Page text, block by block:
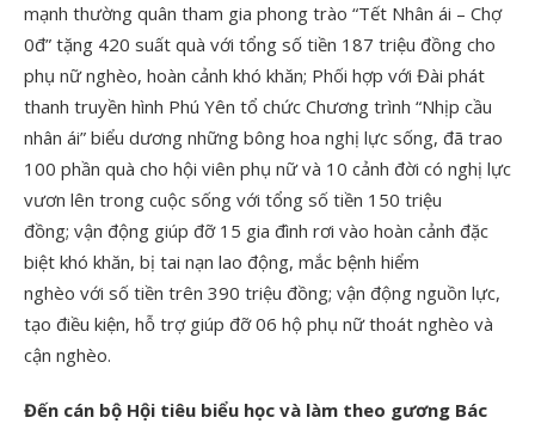
mạnh thường quân tham gia phong trào “Tết Nhân ái – Chợ
0đ” tặng 420 suất quà với tổng số tiền 187 triệu đồng cho
phụ nữ nghèo, hoàn cảnh khó khăn; Phối hợp với Đài phát
thanh truyền hình Phú Yên tổ chức Chương trình “Nhịp cầu
nhân ái” biểu dương những bông hoa nghị lực sống, đã trao
100 phần quà cho hội viên phụ nữ và 10 cảnh đời có nghị lực
vươn lên trong cuộc sống với tổng số tiền 150 triệu
đồng; vận động giúp đỡ 15 gia đình rơi vào hoàn cảnh đặc
biệt khó khăn, bị tai nạn lao động, mắc bệnh hiểm
nghèo với số tiền trên 390 triệu đồng; vận động nguồn lực,
tạo điều kiện, hỗ trợ giúp đỡ 06 hộ phụ nữ thoát nghèo và
cận nghèo.
Đến cán bộ Hội tiêu biểu học và làm theo gương Bác